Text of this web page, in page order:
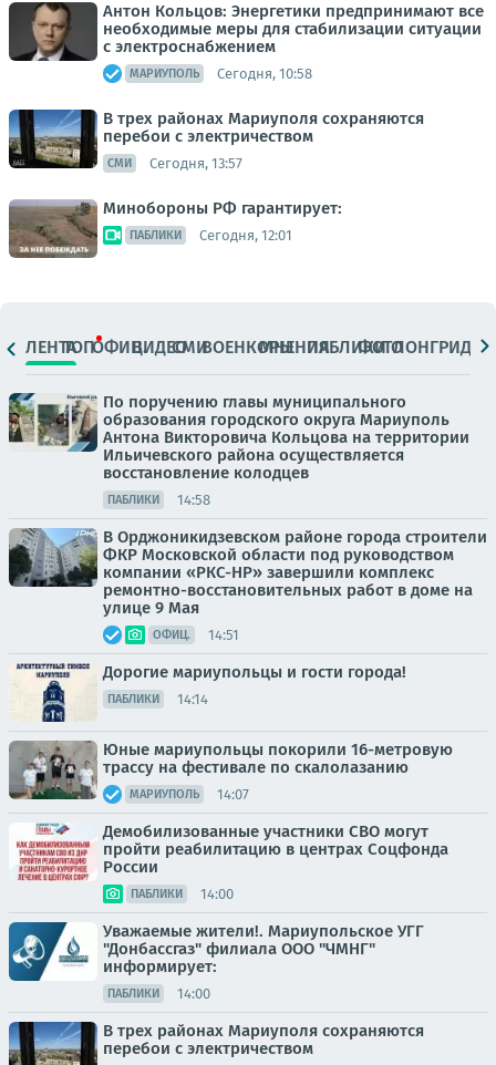
Антон Кольцов: Энергетики предпринимают все
необходимые меры для стабилизации ситуации
с электроснабжением
МАРИУПОЛЬ Сегодня, 10:58
В трех районах Мариуполя сохраняются
перебои с электричеством
СМИ Сегодня, 13:57
Минобороны РФ гарантирует:
ПАБЛИКИ Сегодня, 12:01
ЛЕНТАТОПОФИЦ.ВИДЕОСМИВОЕНКОРЫМНЕНИЯПАБЛИКИ
ФОТОЛОНГРИДЫ
По поручению главы муниципального
образования городского округа Мариуполь
Антона Викторовича Кольцова на территории
Ильичевского района осуществляется
восстановление колодцев
ПАБЛИКИ 14:58
В Орджоникидзевском районе города строители
ФКР Московской области под руководством
компании «РКС-НР» завершили комплекс
ремонтно-восстановительных работ в доме на
улице 9 Мая
ОФИЦ. 14:51
Дорогие мариупольцы и гости города!
ПАБЛИКИ 14:14
Юные мариупольцы покорили 16-метровую
трассу на фестивале по скалолазанию
МАРИУПОЛЬ 14:07
Демобилизованные участники СВО могут
пройти реабилитацию в центрах Соцфонда
России
ПАБЛИКИ 14:00
Уважаемые жители!. Мариупольское УГГ
"Донбассгаз" филиала ООО "ЧМНГ"
информирует:
ПАБЛИКИ 14:00
В трех районах Мариуполя сохраняются
перебои с электричеством